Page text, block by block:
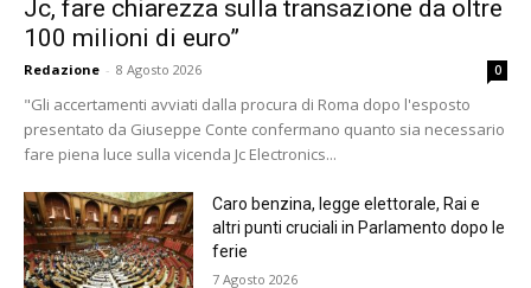
Jc, fare chiarezza sulla transazione da oltre
100 milioni di euro”
Redazione - 8 Agosto 2026 0
"Gli accertamenti avviati dalla procura di Roma dopo l'esposto
presentato da Giuseppe Conte confermano quanto sia necessario
fare piena luce sulla vicenda Jc Electronics...
Caro benzina, legge elettorale, Rai e
altri punti cruciali in Parlamento dopo le
ferie
7 Agosto 2026